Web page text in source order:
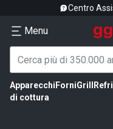
Centro
Menu
Apparecchi
di cottura
ForniGrill